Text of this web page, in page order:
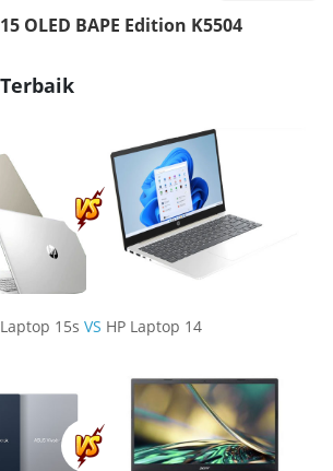
OLED BAPE Edition K5504
15s VS HP Laptop 14